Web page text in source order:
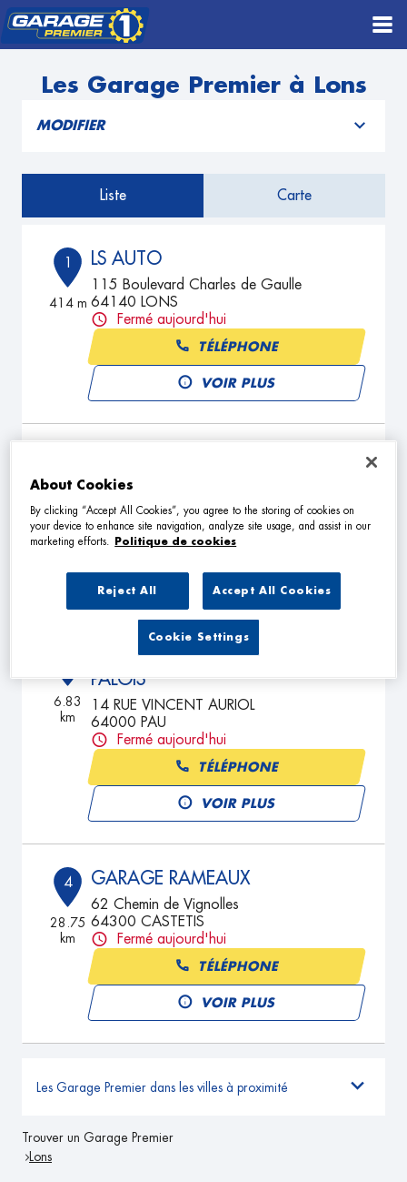
Les Garage Premier à Lons
MODIFIER
Liste Carte
1
414 m
LS AUTO
115 Boulevard Charles de Gaulle
64140 LONS
Fermé aujourd'hui
TÉLÉPHONE
VOIR PLUS
5.62
km
Rue de Bilhères d'Ossau
Fermé aujourd'hui
TÉLÉPHONE
6.83
km
O GARAGE NEGOCE AUTO
PALOIS
14 RUE VINCENT AURIOL
64000 PAU
Fermé aujourd'hui
TÉLÉPHONE
VOIR PLUS
4
28.75
km
GARAGE RAMEAUX
62 Chemin de Vignolles
64300 CASTETIS
Fermé aujourd'hui
TÉLÉPHONE
VOIR PLUS
Les Garage Premier dans les villes à proximité
Trouver un Garage Premier
Lons
About Cookies
By clicking “Accept All Cookies”, you agree to the storing of cookies on
your device to enhance site navigation, analyze site usage, and assist in our
marketing efforts.
Politique de cookies
Reject All Accept All Cookies
Cookie Settings